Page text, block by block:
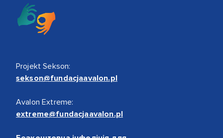
Projekt Sekson:
sekson@fundacjaavalon.pl
Avalon Extreme:
extreme@fundacjaavalon.pl